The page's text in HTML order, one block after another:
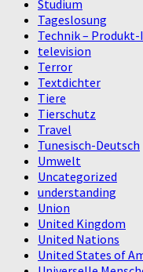
Studium
Tageslosung
Technik –
television
Terror
Textdichter
Tiere
Tierschutz
Travel
Tunesisch-Deutsch
Umwelt
Uncategorized
understanding
Union
United Kingdom
United Nations
United States of